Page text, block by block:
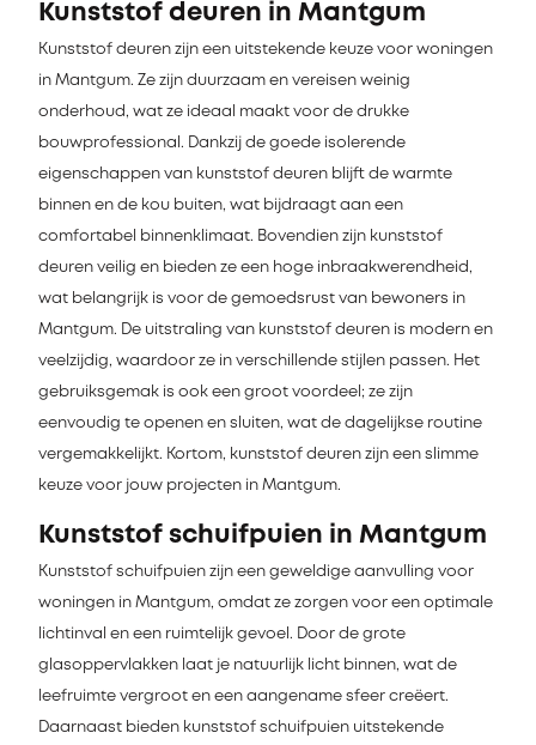
Kunststof deuren in Mantgum
Kunststof deuren zijn een uitstekende keuze voor woningen
in Mantgum. Ze zijn duurzaam en vereisen weinig
onderhoud, wat ze ideaal maakt voor de drukke
bouwprofessional. Dankzij de goede isolerende
eigenschappen van kunststof deuren blijft de warmte
binnen en de kou buiten, wat bijdraagt aan een
comfortabel binnenklimaat. Bovendien zijn kunststof
deuren veilig en bieden ze een hoge inbraakwerendheid,
wat belangrijk is voor de gemoedsrust van bewoners in
Mantgum. De uitstraling van kunststof deuren is modern en
veelzijdig, waardoor ze in verschillende stijlen passen. Het
gebruiksgemak is ook een groot voordeel; ze zijn
eenvoudig te openen en sluiten, wat de dagelijkse routine
vergemakkelijkt. Kortom, kunststof deuren zijn een slimme
keuze voor jouw projecten in Mantgum.
Kunststof schuifpuien in Mantgum
Kunststof schuifpuien zijn een geweldige aanvulling voor
woningen in Mantgum, omdat ze zorgen voor een optimale
lichtinval en een ruimtelijk gevoel. Door de grote
glasoppervlakken laat je natuurlijk licht binnen, wat de
leefruimte vergroot en een aangename sfeer creëert.
Daarnaast bieden kunststof schuifpuien uitstekende